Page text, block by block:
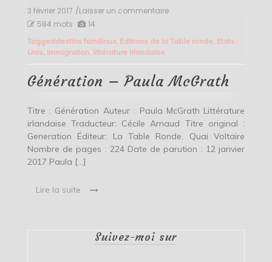
3 février 2017 /Laisser un commentaireon
Paula
584 mots 14
Taggeddestins familiaux, Editions de la Table ronde, Etats-
Unis, Immigration, littérature irlandaise
Génération – Paula McGrath
Titre : Génération Auteur : Paula McGrath Littérature
irlandaise Traducteur: Cécile Arnaud Titre original :
Generation Éditeur: La Table Ronde, Quai Voltaire
Nombre de pages : 224 Date de parution : 12 janvier
2017 Paula […]
Lire la suite
Suivez-moi sur